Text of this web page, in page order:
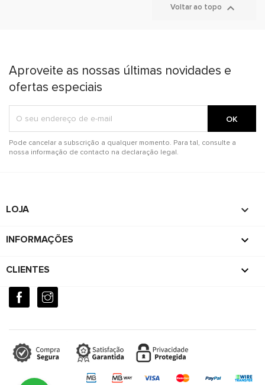
Voltar ao topo 
Aproveite as nossas últimas novidades e
ofertas especiais
Pode cancelar a subscrição a qualquer momento. Para tal, consulte a
nossa informação de contacto na declaração legal.
LOJA keyboard_arrow_down
INFORMAÇÕES 
CLIENTES 